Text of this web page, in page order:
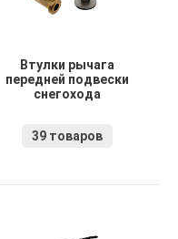
Втулки рычага
передней подвески
снегохода
39 товаров